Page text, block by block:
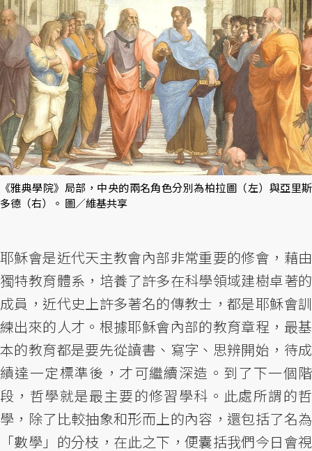
《雅典學院》局部，中央的兩名角色分別為柏拉圖（左）與亞里斯
多德（右）。 圖／維基共享
耶穌會是近代天主教會內部非常重要的修會，藉由
獨特教育體系，培養了許多在科學領域建樹卓著的
成員，近代史上許多著名的傳教士，都是耶穌會訓
練出來的人才。根據耶穌會內部的教育章程，最基
本的教育都是要先從讀書、寫字、思辨開始，待成
績達一定標準後，才可繼續深造。到了下一個階
段，哲學就是最主要的修習學科。此處所謂的哲
學，除了比較抽象和形而上的內容，還包括了名為
「數學」的分枝，在此之下，便囊括我們今日會視